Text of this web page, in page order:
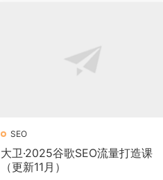
SEO
大卫·2025谷歌SEO流量打造课
（更新11月）